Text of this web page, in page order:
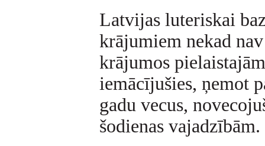
Latvijas luteriskai
krājumiem nekad
krājumos
iemācījušies, ņemot
gadu vecus,
šodienas vajadzībām.